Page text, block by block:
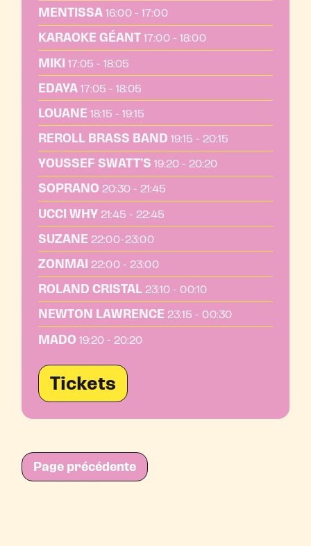
MENTISSA16:00 - 17:00
KARAOKE GÉANT17:00 - 18:00
MIKI17:05 - 18:05
EDAYA17:05 - 18:05
LOUANE18:15 - 19:15
REROLL BRASS BAND19:15 - 20:15
YOUSSEF SWATT’S19:20 - 20:20
SOPRANO20:30 - 21:45
UCCI WHY21:45 - 22:45
SUZANE22:00-23:00
ZONMAI22:00 - 23:00
ROLAND CRISTAL23:10 - 00:10
NEWTON LAWRENCE23:15 - 00:30
MADO19:20 - 20:20
Tickets
Page précédente